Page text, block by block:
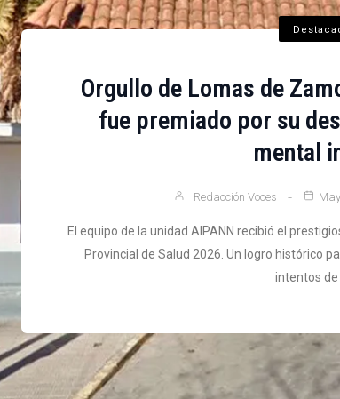
Orgullo de Lomas de
fue premiado por su
mental
Redacción Voces
El equipo de la unidad AIPANN recibió el
Provincial de Salud 2026. Un logro histórico
intentos de